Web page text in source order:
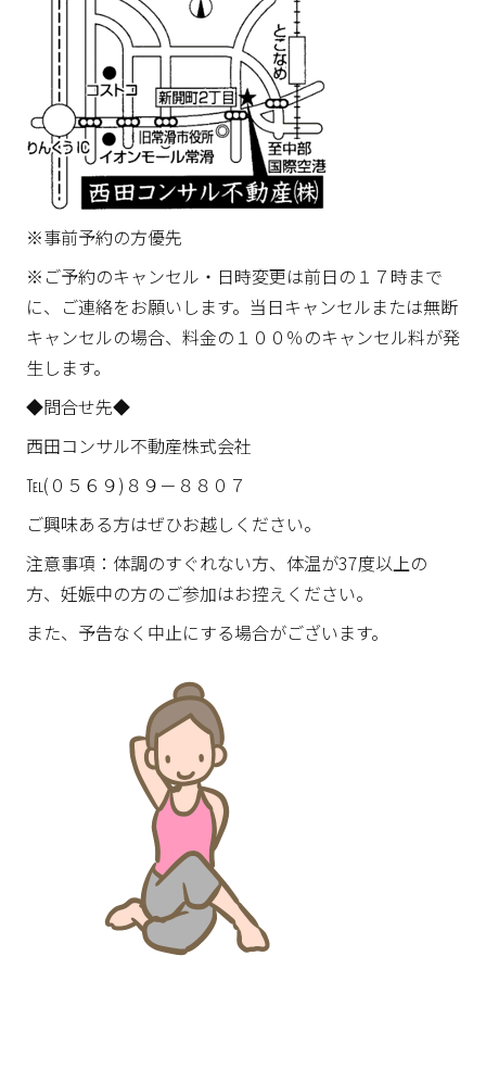
※事前予約の方優先
※ご予約のキャンセル・日時変更は前日の１７時まで
に、ご連絡をお願いします。当日キャンセルまたは無断
キャンセルの場合、料金の１００％のキャンセル料が発
生します。
◆問合せ先◆
西田コンサル不動産株式会社
℡(０５６９)８９－８８０７
ご興味ある方はぜひお越しください。
注意事項：体調のすぐれない方、体温が37度以上の
方、妊娠中の方のご参加はお控えください。
また、予告なく中止にする場合がございます。